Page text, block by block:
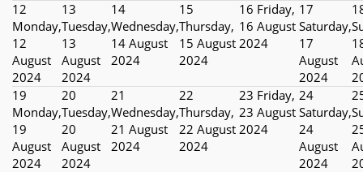
12
Monday,
12
August
2024
13
Tuesday,
13
August
2024
14
Wednesday,
14 August
2024
15
Thursday,
15 August
2024
16 Friday,
16 August
2024
17
Saturday,
17
August
2024
19
Monday,
19
August
2024
20
Tuesday,
20
August
2024
21
Wednesday,
21 August
2024
22
Thursday,
22 August
2024
23 Friday,
23 August
2024
24
Saturday,
24
August
2024